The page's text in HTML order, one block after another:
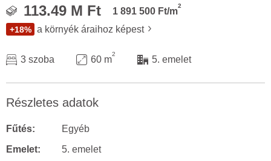
113.49 M Ft 1 891 500 Ft/m
2
+18% a környék áraihoz képest
3 szoba 60 m
2
5. emelet
Részletes adatok
Fűtés:
Egyéb
Emelet:
5. emelet